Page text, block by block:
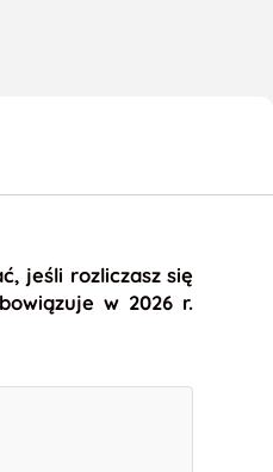
jeśli rozliczasz się
w 2026 r.